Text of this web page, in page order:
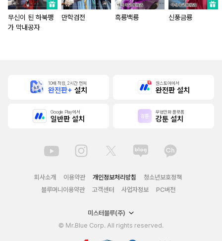
무신이 된 하북팽
가 막내공자
만학검전 흑룡백룡 신풍금룡
10배 적립, 2시간 먼저
완전판+ 설치
원스토어에서
완전판 설치
Google Play에서
일반판 설치
무협만화 플랫폼
강툰 설치
회사소개 이용약관 개인정보처리방침
청소년보호정책
블루머니이용약관
고객센터 사업자정보 PC버전
미스터블루(주)
© Mr.Blue Corp. All rights reserved.